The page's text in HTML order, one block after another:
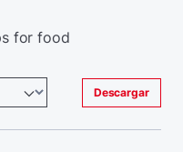
for food
Descargar